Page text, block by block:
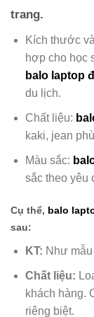
trang.
Kích thước
hợp cho học
balo laptop
du lịch.
Chất liệu:
kaki, jean
Màu sắc:
sắc theo yêu
Cụ thể, balo
sau:
KT: Như
Chất liệu:
khách hàng.
riêng biệt.